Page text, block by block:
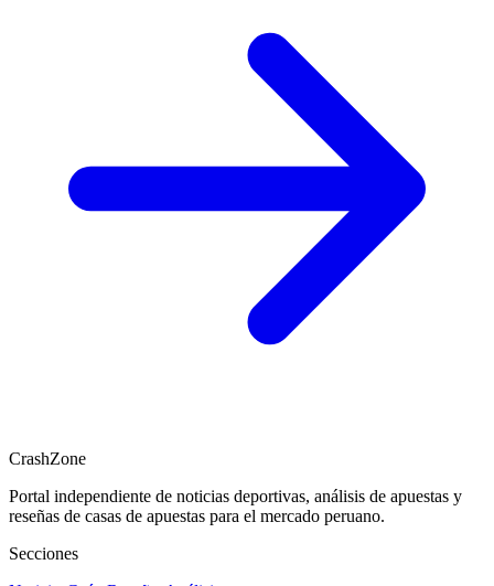
CrashZone
Portal independiente de noticias deportivas, análisis de apuestas y
reseñas de casas de apuestas para el mercado peruano.
Secciones